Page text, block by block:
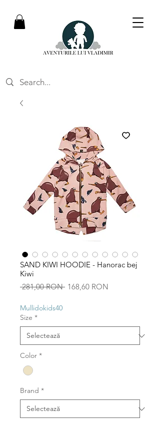
SAND KIWI HOODIE - Hanorac bej
Kiwi
281,00 RON Preț
168,60 RON
Mullidokids40
Size *
Color *
Brand *